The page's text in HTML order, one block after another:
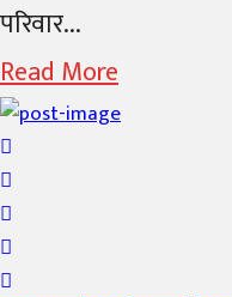
परिवार...
Read More